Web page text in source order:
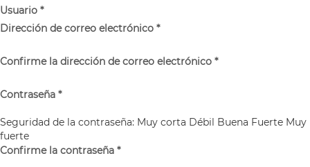
Usuario *
Dirección de correo electrónico *
Confirme la dirección de correo electrónico *
Contraseña *
Seguridad de la contraseña: Muy corta Débil Buena Fuerte Muy
fuerte
Confirme la contraseña *